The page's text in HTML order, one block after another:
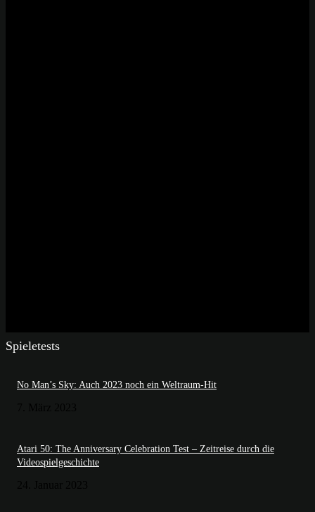
Spieletests
No Man’s Sky: Auch 2023 noch ein Weltraum-Hit
Atari 50: The Anniversary Celebration Test – Zeitreise durch die
Videospielgeschichte